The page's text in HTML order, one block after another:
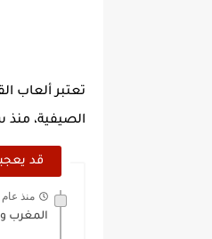
تعتبر ألعاب
الصيفية، منذ سنة 1960، إلى حدود آخر دورة احتضنتها العاصمة اليابانية
قد
منذ عام
المغرب والتتويج